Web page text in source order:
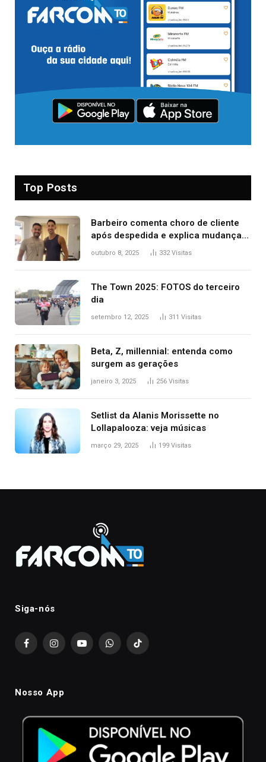
Top Posts
Barbeiro comenta choro de cliente
após despedida e explica mudança
para o TO: ‘Não esperava atingir
outubro 8, 2025 332Visitas
The Town 2025: FOTOS do terceiro
dia
setembro 12, 2025 311 Visitas
Beta, Z, millennial: entenda como
surgem as gerações
janeiro 3, 2025 256 Visitas
Setlist da Alanis Morissette no
Lollapalooza: veja músicas
março 29, 2025 199 Visitas
Siga-nós
FacebookInstagramYouTubeWhatsAppTikTok
Nosso App